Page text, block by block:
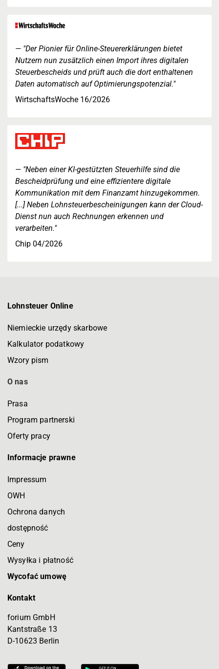
"Der Pionier für Online-Steuererklärungen bietet
Nutzern nun zusätzlich einen Import ihres digitalen
Steuerbescheids und prüft auch die dort enthaltenen
Daten automatisch auf Optimierungspotenzial."
WirtschaftsWoche 16/2026
"Neben einer KI-gestützten Steuerhilfe sind die
Bescheidprüfung und eine effizientere digitale
Kommunikation mit dem Finanzamt hinzugekommen.
[...] Neben Lohnsteuerbescheinigungen kann der Cloud-
Dienst nun auch Rechnungen erkennen und
verarbeiten."
Chip 04/2026
Lohnsteuer Online
Niemieckie urzędy skarbowe
Kalkulator podatkowy
Wzory pism
O nas
Prasa
Program partnerski
Oferty pracy
Informacje prawne
Impressum
OWH
Ochrona danych
dostępność
Ceny
Wysyłka i płatność
Wycofać umowę
Kontakt
forium GmbH
Kantstraße 13
D-10623 Berlin